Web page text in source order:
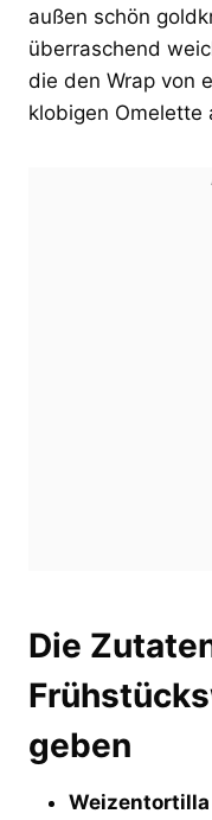
außen schön
überraschend
die den Wrap von
klobigen Omelette
Die
geben
Weizentortilla